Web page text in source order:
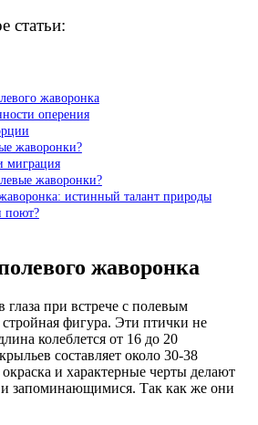
статьи:
жаворонка
оперения
жаворонки?
миграция
жаворонки?
истинный талант природы
поют?
жаворонка
глаза при встрече с полевым
фигура. Эти птички не
колеблется от 16 до 20
составляет около 30-38
и характерные черты делают
запоминающимися. Так как же они